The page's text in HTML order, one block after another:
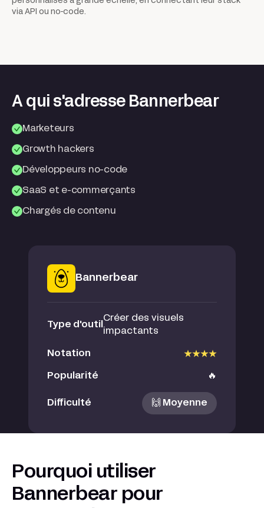
via API ou no-code.
A qui s'adresse Bannerbear
Marketeurs
Growth hackers
Développeurs no-code
SaaS et e-commerçants
Chargés de contenu
Bannerbear
Type d'outil
Créer des visuels
impactants
Notation
Popularité 🔥
Difficulté 🙌 Moyenne
Pourquoi utiliser
Bannerbear pour